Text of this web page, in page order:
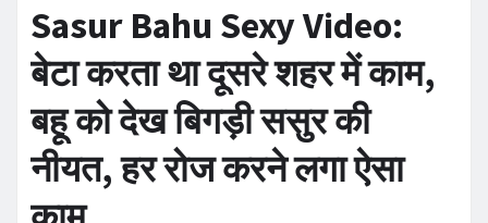
Sasur Bahu Sexy Video:
बेटा करता था दूसरे शहर में काम,
बहू को देख बिगड़ी ससुर की
नीयत, हर रोज करने लगा ऐसा